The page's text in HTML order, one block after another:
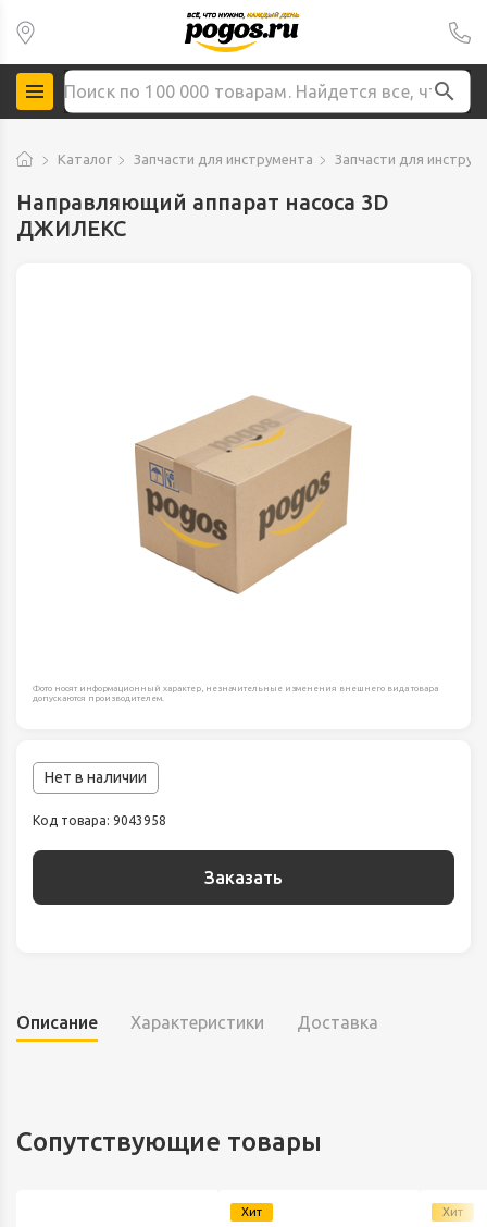
Каталог Запчасти для инструмента Запчасти для
Направляющий аппарат насоса 3D
ДЖИЛЕКС
Фото носят информационный характер, незначительные изменения внешнего вида товара
допускаются производителем.
Нет в наличии
Код товара: 9043958
Заказать
Описание Характеристики Доставка
Сопутствующие товары
Хит Хит